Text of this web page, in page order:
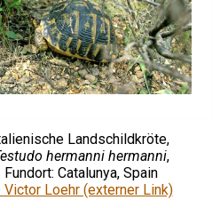
Landschildkröte,
hermanni hermanni,
Fundort: Catalunya, Spain
Loehr (externer Link)